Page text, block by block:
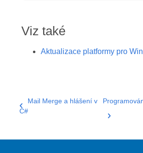
Viz také
Aktualizace platformy pro
Mail Merge a hlášení v
C#